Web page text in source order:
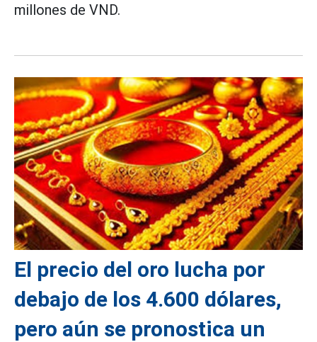
millones de VND.
El precio del oro lucha por
debajo de los 4.600 dólares,
pero aún se pronostica un